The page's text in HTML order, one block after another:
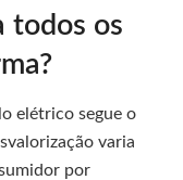
todos os
elétrico segue o
varia
por